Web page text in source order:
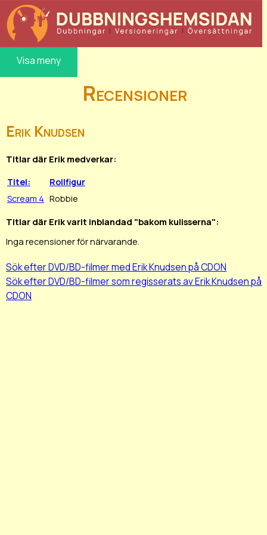
Visa meny
Recensioner
Erik Knudsen
Titlar där Erik medverkar:
Titel:
Rollfigur
Scream 4 Robbie
Titlar där Erik varit inblandad "bakom kulisserna":
Inga recensioner för närvarande.
Sök efter DVD/BD-filmer med Erik Knudsen på CDON
Sök efter DVD/BD-filmer som regisserats av Erik Knudsen på
CDON